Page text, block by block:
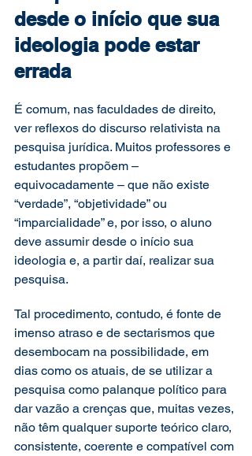
desde o início que sua
ideologia pode estar
errada
É comum, nas faculdades de direito,
ver reflexos do discurso relativista na
pesquisa jurídica. Muitos professores e
estudantes propõem –
equivocadamente – que não existe
“verdade”, “objetividade” ou
“imparcialidade” e, por isso, o aluno
deve assumir desde o início sua
ideologia e, a partir daí, realizar sua
pesquisa.
Tal procedimento, contudo, é fonte de
imenso atraso e de sectarismos que
desembocam na possibilidade, em
dias como os atuais, de se utilizar a
pesquisa como palanque político para
dar vazão a crenças que, muitas vezes,
não têm qualquer suporte teórico claro,
consistente, coerente e compatível com